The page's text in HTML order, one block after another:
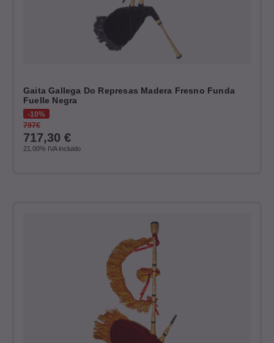
Gaita Gallega Do Represas Madera Fresno Funda
Fuelle Negra
10%
797€
717,30 €
21.00% IVA incluido